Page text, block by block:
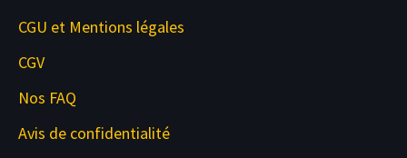
CGU et Mentions légales
CGV
Nos FAQ
Avis de confidentialité